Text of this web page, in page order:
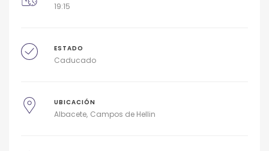
19:15
ESTADO
Caducado
UBICACIÓN
Albacete Campos de Hellin